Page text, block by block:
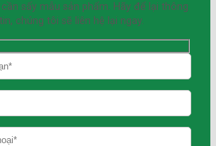
sấy mẫu sản phẩm. Hãy để lại thông
tin, chúng tôi sẽ liên hệ lại ngay.